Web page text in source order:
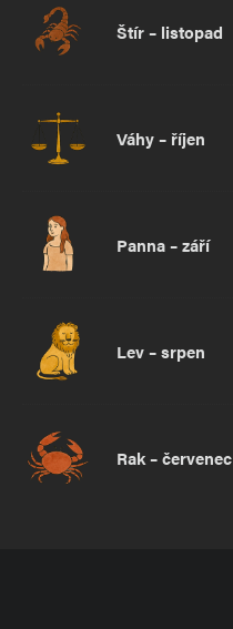
Štír – listopad
Váhy – říjen
Panna – září
Lev – srpen
Rak – červenec